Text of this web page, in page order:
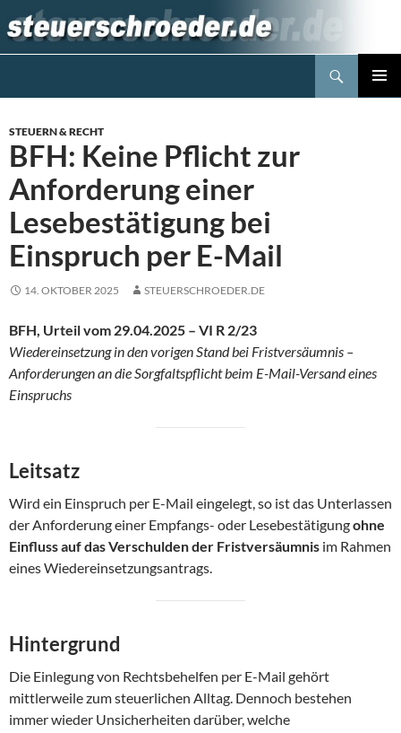
Inhalt
springen
STEUERN & RECHT
BFH: Keine Pflicht zur
Anforderung einer
Lesebestätigung bei
Einspruch per E-Mail
14. OKTOBER 2025 STEUERSCHROEDER.DE
BFH, Urteil vom 29.04.2025 – VI R 2/23
Wiedereinsetzung in den vorigen Stand bei Fristversäumnis –
Anforderungen an die Sorgfaltspflicht beim E-Mail-Versand eines
Einspruchs
Leitsatz
Wird ein Einspruch per E-Mail eingelegt, so ist das Unterlassen
der Anforderung einer Empfangs- oder Lesebestätigungohne
Einfluss auf das Verschulden der Fristversäumnis im Rahmen
eines Wiedereinsetzungsantrags.
Hintergrund
Die Einlegung von Rechtsbehelfen per E-Mail gehört
mittlerweile zum steuerlichen Alltag. Dennoch bestehen
immer wieder Unsicherheiten darüber, welche